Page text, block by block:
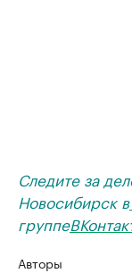
Следите за
Новосибирск в
группе
Авторы